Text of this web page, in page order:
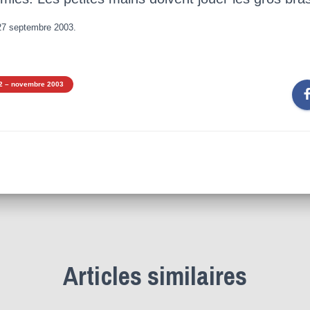
septembre 2003.
– novembre 2003
Articles similaires